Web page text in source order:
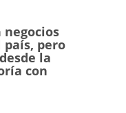
país, pero
la
con